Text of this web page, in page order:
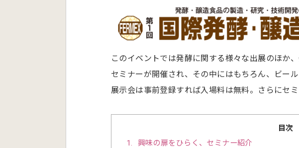
このイベントでは発酵に関する様々な出展のほか
セミナーが開催され、その中にはもちろん、ビー
展示会は事前登録すれば入場料は無料。さらにセ
目次
1
興味の扉をひらく、セミナー紹介